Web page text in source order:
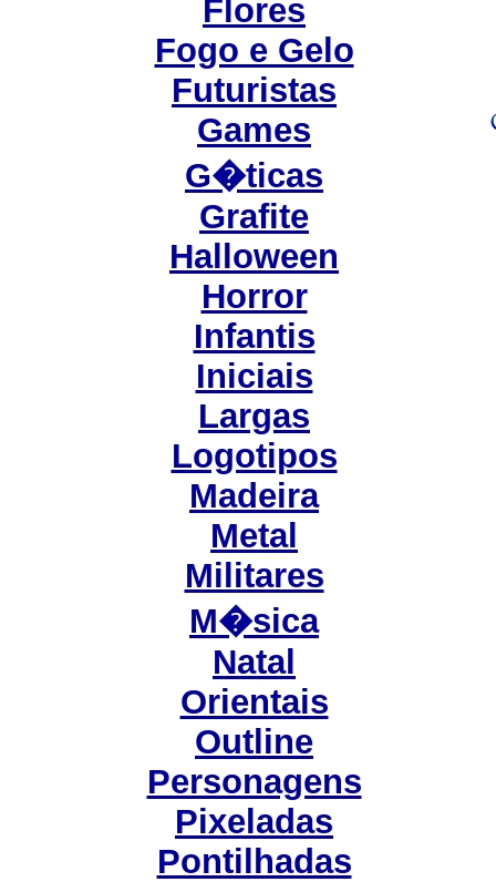
Flores
Fogo e Gelo
Futuristas
Games
G�ticas
Grafite
Halloween
Horror
Infantis
Iniciais
Largas
Logotipos
Madeira
Metal
Militares
M�sica
Natal
Orientais
Outline
Personagens
Pixeladas
Pontilhadas